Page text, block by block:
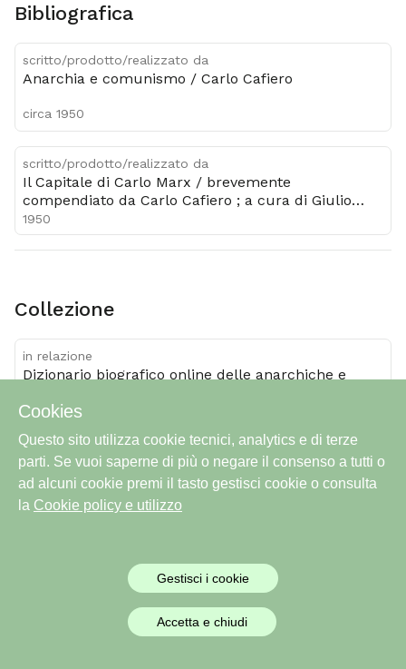
Bibliografica
scritto/prodotto/realizzato da
Anarchia e comunismo / Carlo Cafiero
circa 1950
scritto/prodotto/realizzato da
Il Capitale di Carlo Marx / brevemente
compendiato da Carlo Cafiero ; a cura di Giulio
Trevisani
1950
Collezione
in relazione
Dizionario biografico online delle anarchiche e
città
Cookies
Questo sito utilizza cookie tecnici, analytics e di terze
parti. Se vuoi saperne di più o negare il consenso a tutti o
ad alcuni cookie premi il tasto gestisci cookie o consulta
la Cookie policy e utilizzo
Gestisci i cookie
Accetta e chiudi